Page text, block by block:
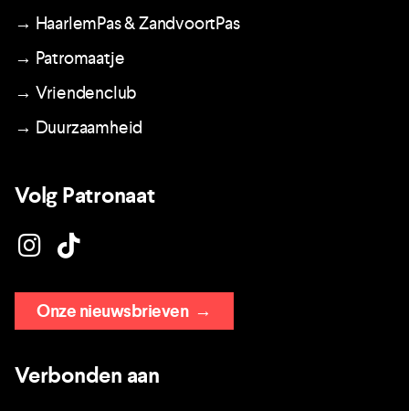
→ HaarlemPas & ZandvoortPas
→ Patromaatje
→ Vriendenclub
→ Duurzaamheid
Volg Patronaat
Onze nieuwsbrieven→
Verbonden aan